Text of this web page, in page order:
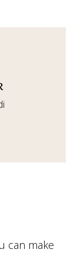
can make